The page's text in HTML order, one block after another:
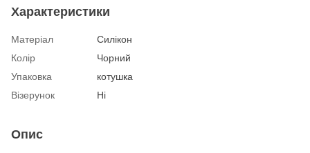
Характеристики
Матеріал
Силікон
Колір
Чорний
Упаковка
котушка
Візерунок
Ні
Опис